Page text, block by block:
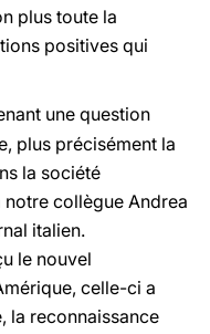
plus toute la
positives qui
une question
plus précisément la
la société
collègue Andrea
italien.
le nouvel
celle-ci a
la reconnaissance